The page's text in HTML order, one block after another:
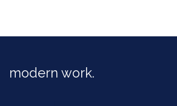
modern work.​